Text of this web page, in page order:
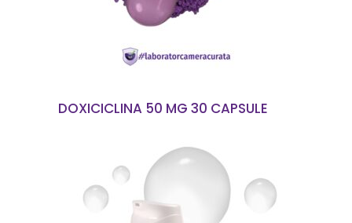
DOXICICLINA 50 MG 30 CAPSULE